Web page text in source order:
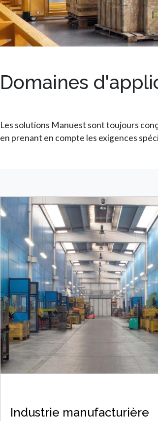
Domaines
Les solutions Manuest sont toujours
en prenant en compte les exigences
Industrie manufacturière